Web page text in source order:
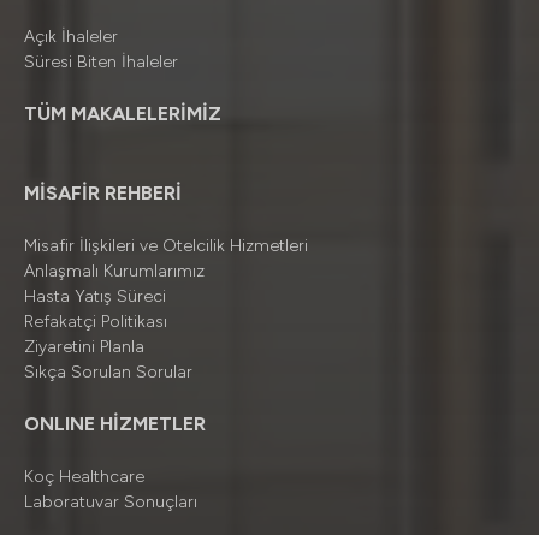
Açık İhaleler
Süresi Biten İhaleler
TÜM MAKALELERİMİZ
MİSAFİR REHBERİ
Misafir İlişkileri ve Otelcilik Hizmetleri
Anlaşmalı Kurumlarımız
Hasta Yatış Süreci
Refakatçi Politikası
Ziyaretini Planla
Sıkça Sorulan Sorular
ONLINE HİZMETLER
Koç Healthcare
Laboratuvar Sonuçları